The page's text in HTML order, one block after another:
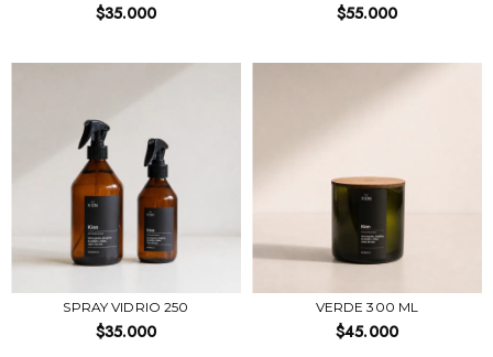
$35.000 $55.000
SPRAY VIDRIO 250
$35.000
VERDE 300 ML
$45.000